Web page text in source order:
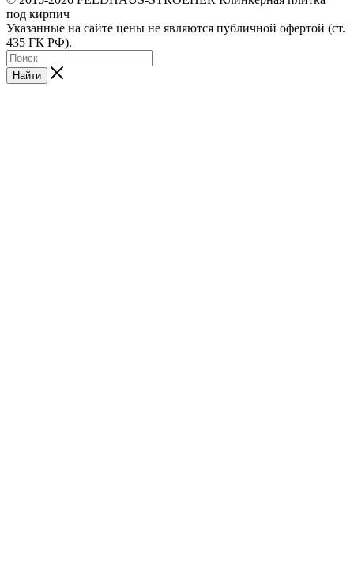
под кирпич
Указанные на сайте цены не являются публичной офертой (ст.
435 ГК РФ).
Найти